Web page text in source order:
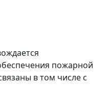
пожарной
в том числе с